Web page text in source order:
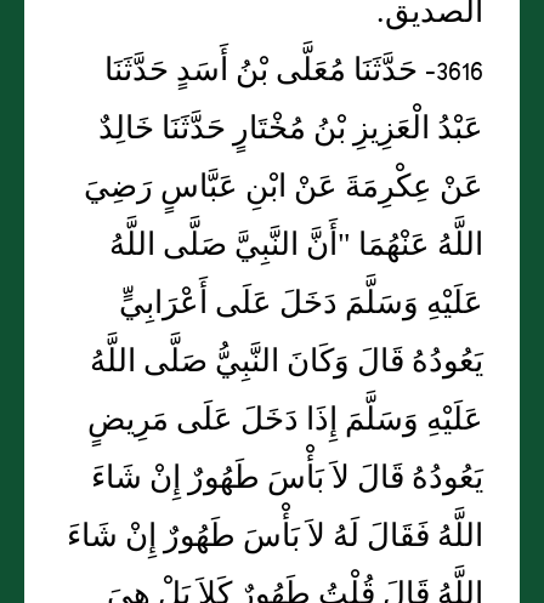
الصديق.
3616- حَدَّثَنَا مُعَلَّى بْنُ أَسَدٍ حَدَّثَنَا
عَبْدُ الْعَزِيزِ بْنُ مُخْتَارٍ حَدَّثَنَا خَالِدٌ
عَنْ عِكْرِمَةَ عَنْ ابْنِ عَبَّاسٍ رَضِيَ
اللَّهُ عَنْهُمَا "أَنَّ النَّبِيَّ صَلَّى اللَّهُ
عَلَيْهِ وَسَلَّمَ دَخَلَ عَلَى أَعْرَابِيٍّ
يَعُودُهُ قَالَ وَكَانَ النَّبِيُّ صَلَّى اللَّهُ
عَلَيْهِ وَسَلَّمَ إِذَا دَخَلَ عَلَى مَرِيضٍ
يَعُودُهُ قَالَ لاَ بَأْسَ طَهُورٌ إِنْ شَاءَ
اللَّهُ فَقَالَ لَهُ لاَ بَأْسَ طَهُورٌ إِنْ شَاءَ